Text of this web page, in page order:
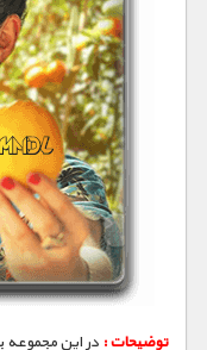
توضيحات : در این مجموعه